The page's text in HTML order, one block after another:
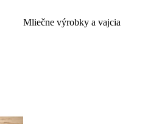
Mliečne výrobky a vajcia